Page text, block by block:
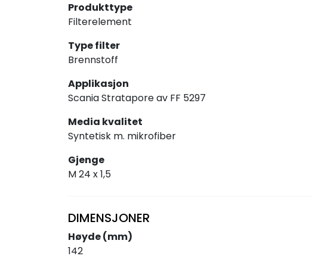
Produkttype
Filterelement
Type filter
Brennstoff
Applikasjon
Scania Stratapore av FF 5297
Media kvalitet
Syntetisk m. mikrofiber
Gjenge
M 24 x 1,5
DIMENSJONER
Høyde (mm)
142